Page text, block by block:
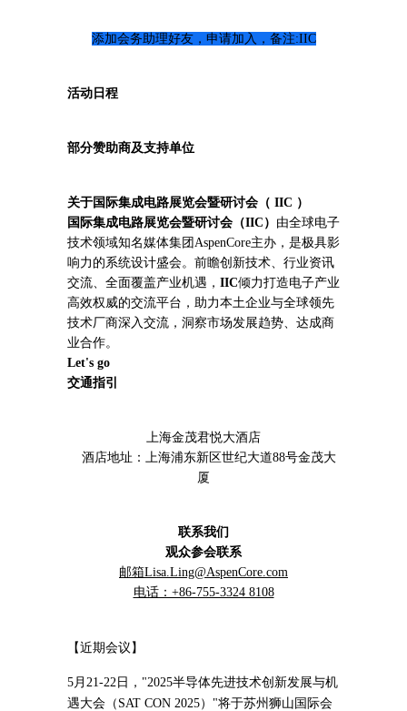
添加会务助理好友，申请加入，备注:IIC
活动日程
部分赞助商及支持单位
关于国际集成电路展览会暨研讨会（ IIC ）
国际集成电路展览会暨研讨会（IIC） 由全球电子
技术领域知名媒体集团AspenCore主办，是极具影
响力的系统设计盛会。前瞻创新技术、行业资讯
交流、全面覆盖产业机遇， IIC倾力打造电子产业
高效权威的交流平台，助力本土企业与全球领先
技术厂商深入交流，洞察市场发展趋势、达成商
业合作。
Let's go
交通指引
上海金茂君悦大酒店
酒店地址：上海浦东新区世纪大道88号金茂大
厦
联系我们
观众参会联系
邮箱Lisa.Ling@AspenCore.com
电话：+86-755-3324 8108
【近期会议】
5月21-22日，"2025半导体先进技术创新发展与机
遇大会（SAT CON 2025）"将于苏州狮山国际会